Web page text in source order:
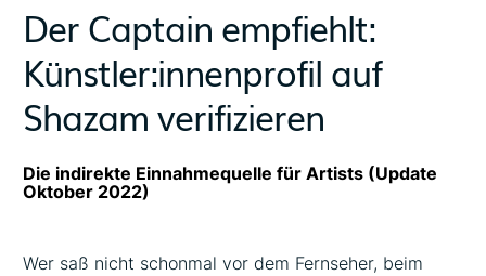
Der Captain empfiehlt:
Künstler:innenprofil auf
Shazam verifizieren
Die indirekte Einnahmequelle für Artists (Update
Oktober 2022)
Wer saß nicht schonmal vor dem Fernseher, beim